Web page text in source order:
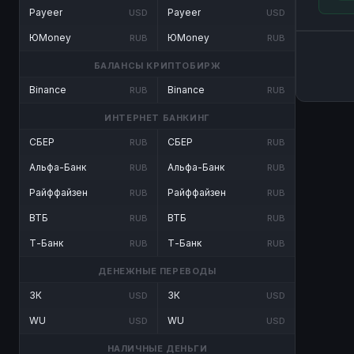
Payeer USD
ЮMoney RUB
Payeer USD
ЮMoney RUB
БАЛАНСЫ КРИПТОБИРЖ
Binance RUB Binance RUB
ИНТЕРНЕТ БАНКИНГ
СБЕР RUB
Альфа-Банк RUB
Райффайзен RUB
ВТБ RUB
Т-Банк RUB
СБЕР RUB
Альфа-Банк RUB
Райффайзен RUB
ВТБ RUB
Т-Банк RUB
ДЕНЕЖНЫЕ ПЕРЕВОДЫ
ЗК USD
WU USD
ЗК USD
WU USD
НАЛИЧНЫЕ ДЕНЬГИ